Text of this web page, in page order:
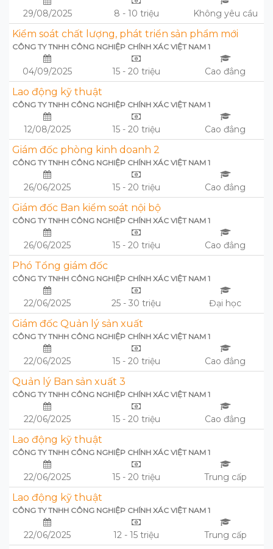
29/08/2025 8 - 10 triệu Không yêu cầu
Kiểm soát chất lượng, phát triển sản phẩm mới
CÔNG TY TNHH CÔNG NGHIỆP CHÍNH XÁC VIỆT NAM 1
04/09/2025 15 - 20 triệu Cao đẳng
Lao động kỹ thuật
CÔNG TY TNHH CÔNG NGHIỆP CHÍNH XÁC VIỆT NAM 1
12/08/2025 15 - 20 triệu Cao đẳng
Giám đốc phòng kinh doanh 2
CÔNG TY TNHH CÔNG NGHIỆP CHÍNH XÁC VIỆT NAM 1
26/06/2025 15 - 20 triệu Cao đẳng
Giám đốc Ban kiểm soát nội bộ
CÔNG TY TNHH CÔNG NGHIỆP CHÍNH XÁC VIỆT NAM 1
26/06/2025 15 - 20 triệu Cao đẳng
Phó Tổng giám đốc
CÔNG TY TNHH CÔNG NGHIỆP CHÍNH XÁC VIỆT NAM 1
22/06/2025 25 - 30 triệu Đại học
Giám đốc Quản lý sản xuất
CÔNG TY TNHH CÔNG NGHIỆP CHÍNH XÁC VIỆT NAM 1
22/06/2025 15 - 20 triệu Cao đẳng
Quản lý Ban sản xuất 3
CÔNG TY TNHH CÔNG NGHIỆP CHÍNH XÁC VIỆT NAM 1
22/06/2025 15 - 20 triệu Cao đẳng
Lao động kỹ thuật
CÔNG TY TNHH CÔNG NGHIỆP CHÍNH XÁC VIỆT NAM 1
22/06/2025 15 - 20 triệu Trung cấp
Lao động kỹ thuật
CÔNG TY TNHH CÔNG NGHIỆP CHÍNH XÁC VIỆT NAM 1
22/06/2025 12 - 15 triệu Trung cấp